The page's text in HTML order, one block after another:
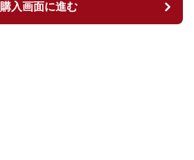
購入画面に進む
購入画面に進む